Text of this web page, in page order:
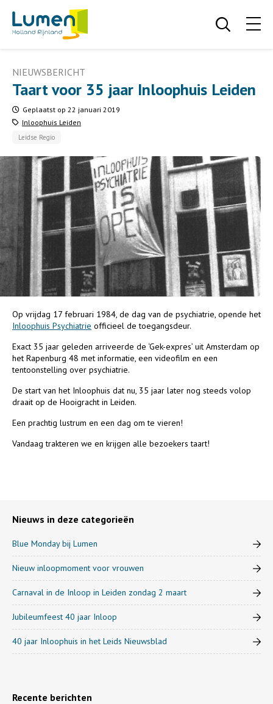
NIEUWSBERICHT
Taart voor 35 jaar Inloophuis Leiden
Geplaatst op 22 januari 2019
Inloophuis Leiden
Leidse Regio
Op vrijdag 17 februari 1984, de dag van de psychiatrie, opende het
Inloophuis Psychiatrie officieel de toegangsdeur.
Exact 35 jaar geleden arriveerde de ‘Gek-expres’ uit Amsterdam op
het Rapenburg 48 met informatie, een videofilm en een
tentoonstelling over psychiatrie.
De start van het Inloophuis dat nu, 35 jaar later nog steeds volop
draait op de Hooigracht in Leiden.
Een prachtig lustrum en een dag om te vieren!
Vandaag trakteren we en krijgen alle bezoekers taart!
Nieuws in deze categorieën
Blue Monday bij Lumen
Nieuw inloopmoment voor vrouwen
Carnaval in de Inloop in Leiden zondag 2 maart
Jubileumfeest 40 jaar Inloop
40 jaar Inloophuis in het Leids Nieuwsblad
Recente berichten